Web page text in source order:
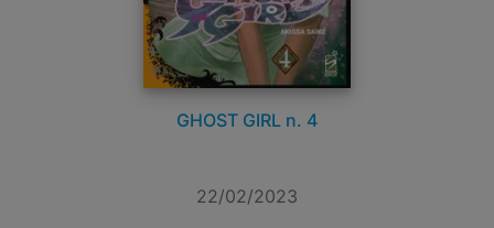
GHOST GIRL n. 4
22/02/2023